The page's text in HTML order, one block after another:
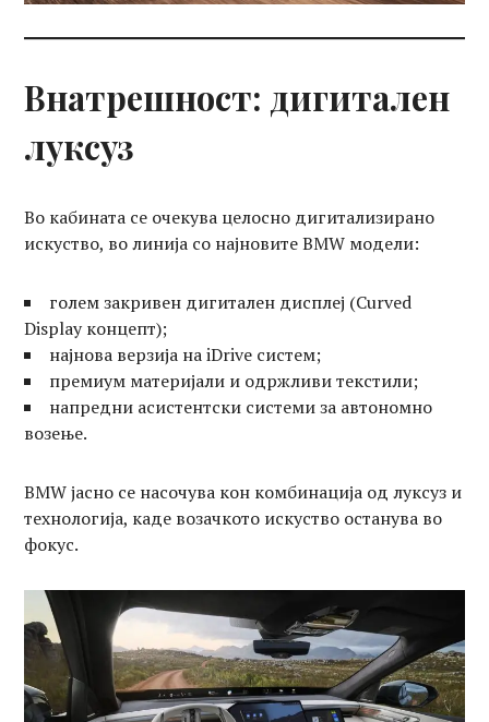
Внатрешност: дигитален
луксуз
Во кабината се очекува целосно дигитализирано
искуство, во линија со најновите BMW модели:
голем закривен дигитален дисплеј (Curved
Display концепт);
најнова верзија на iDrive систем;
премиум материјали и одржливи текстили;
напредни асистентски системи за автономно
возење.
BMW јасно се насочува кон комбинација од луксуз и
технологија, каде возачкото искуство останува во
фокус.